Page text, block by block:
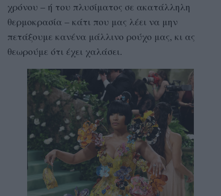
χρόνου – ή του πλυσίματος σε ακατάλληλη
θερμοκρασία – κάτι που μας λέει να μην
πετάξουμε κανένα μάλλινο ρούχο μας, κι ας
θεωρούμε ότι έχει χαλάσει.